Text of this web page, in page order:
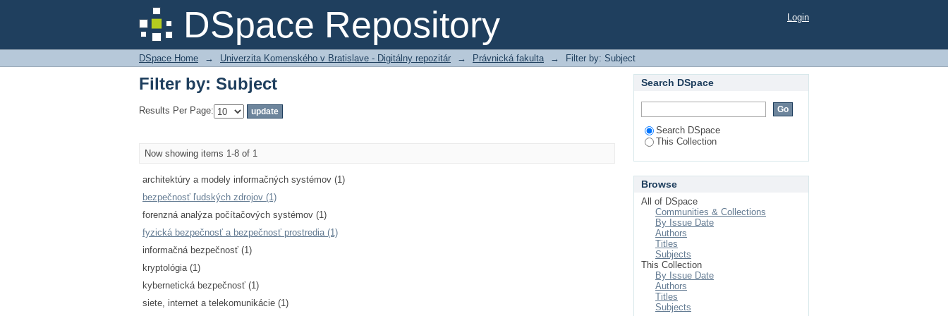
DSpace Repository
Filter by: Subject Login
DSpace Home → Univerzita Komenského v Bratislave - Digitálny repozitár → Právnická fakulta → Filter by: Subject
Filter by: Subject
Results Per Page:
Now showing items 1-8 of 1
architektúry a modely informačných systémov (1)
bezpečnosť ľudských zdrojov (1)
forenzná analýza počítačových systémov (1)
fyzická bezpečnosť a bezpečnosť prostredia (1)
informačná bezpečnosť (1)
kryptológia (1)
kybernetická bezpečnosť (1)
siete, internet a telekomunikácie (1)
Search DSpace
Search DSpace
This Collection
Browse
All of DSpace
Communities & Collections
By Issue Date
Authors
Titles
Subjects
This Collection
By Issue Date
Authors
Titles
Subjects